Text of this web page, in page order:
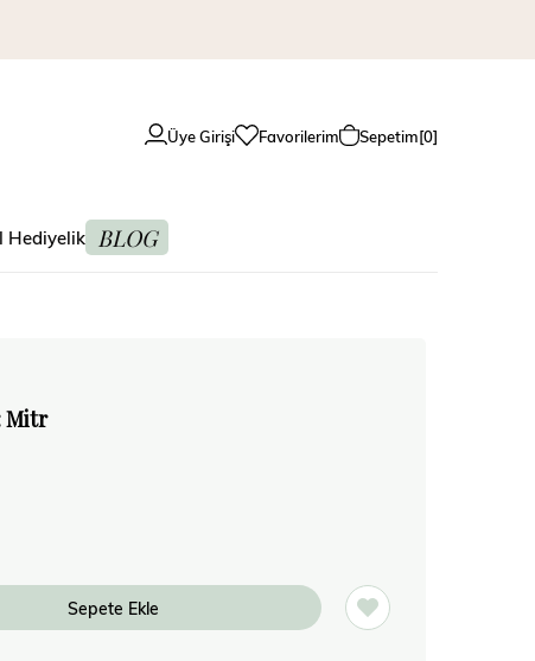
Üye Girişi Favorilerim Sepetim 0
Hediyelik BLOG
Mitr